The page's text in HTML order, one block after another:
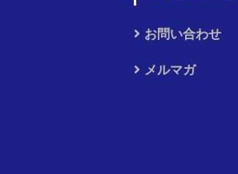
お問い合わせ
メルマガ